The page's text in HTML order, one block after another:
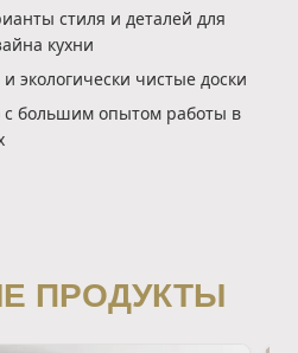
стиля и деталей для
кухни
экологически чистые доски
с большим опытом работы в
ПРОДУКТЫ